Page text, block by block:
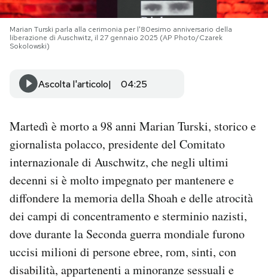
SHOP
CALENDARIO
Newsletter
Notifiche mobile
Regala il Post
Hai bisogno di aiuto?
Esci
Marian Turski parla alla cerimonia per l'80esimo anniversario della
liberazione di Auschwitz, il 27 gennaio 2025 (AP Photo/Czarek
Sokolowski)
Ascolta l'articolo 04:25
Martedì è morto a 98 anni Marian Turski, storico e
giornalista polacco, presidente del Comitato
internazionale di Auschwitz, che negli ultimi
decenni si è molto impegnato per mantenere e
diffondere la memoria della Shoah e delle atrocità
dei campi di concentramento e sterminio nazisti,
dove durante la Seconda guerra mondiale furono
uccisi milioni di persone ebree, rom, sinti, con
disabilità, appartenenti a minoranze sessuali e